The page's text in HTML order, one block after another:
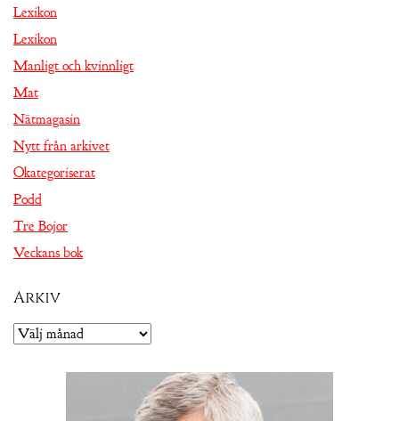
Lexikon
Lexikon
Manligt och kvinnligt
Mat
Nätmagasin
Nytt från arkivet
Okategoriserat
Podd
Tre Bojor
Veckans bok
Arkiv
Arkiv